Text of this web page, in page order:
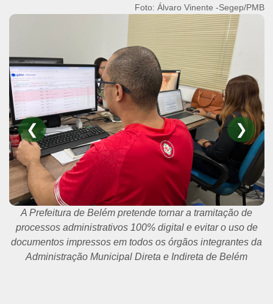
Foto: Álvaro Vinente -Segep/PMB
❮ ❯
A Prefeitura de Belém pretende tornar a tramitação de
processos administrativos 100% digital e evitar o uso de
documentos impressos em todos os órgãos integrantes da
Administração Municipal Direta e Indireta de Belém